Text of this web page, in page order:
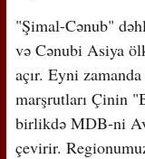
"Şimal-Cənub"
və Cənubi Asiya
açır. Eyni
marşrutları Çinin
birlikdə MDB-ni
çevirir.